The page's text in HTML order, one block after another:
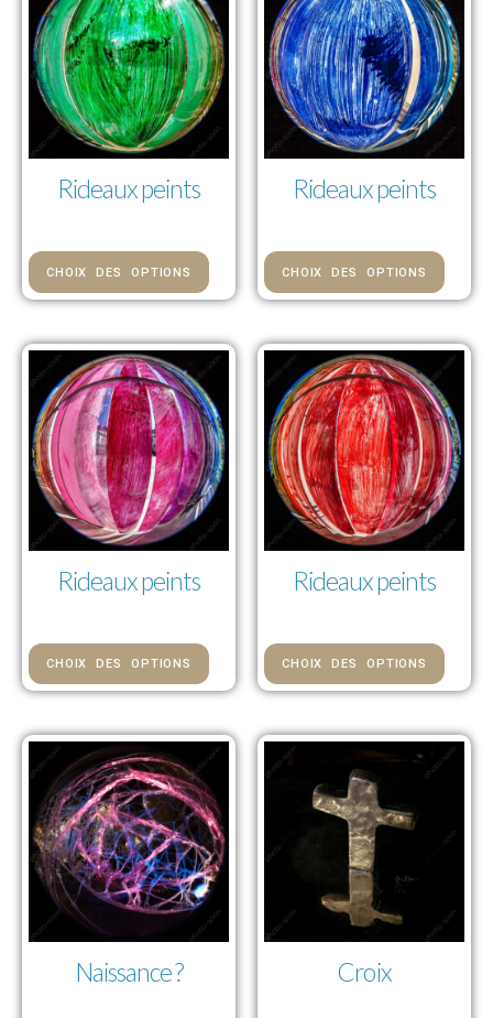
Rideaux peints
CHOIX DES OPTIONS
Rideaux peints
CHOIX DES OPTIONS
Rideaux peints
CHOIX DES OPTIONS
Rideaux peints
CHOIX DES OPTIONS
Naissance ? Croix